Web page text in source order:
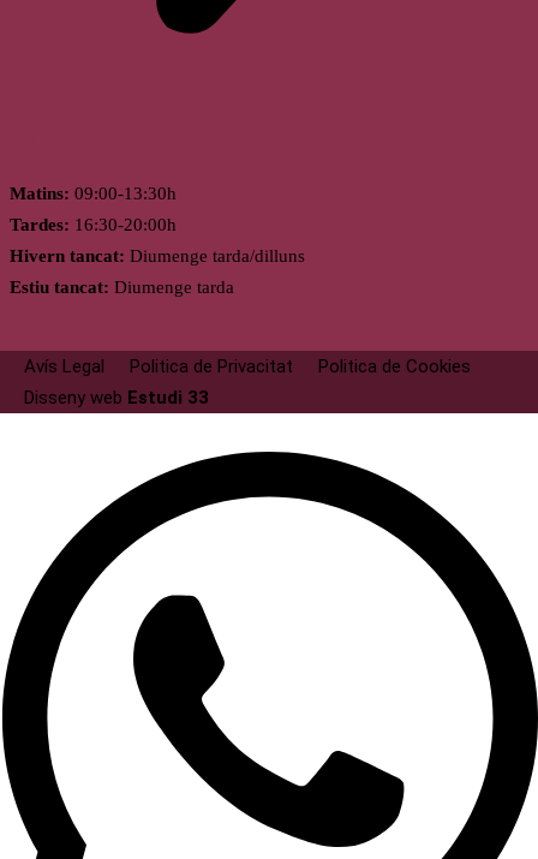
Matins: 09:00-13:30h
Tardes: 16:30-20:00h
Hivern tancat: Diumenge tarda/dilluns
Estiu tancat: Diumenge tarda
Avís Legal Politica de Privacitat
Politica de Cookies
Disseny web Estudi 33